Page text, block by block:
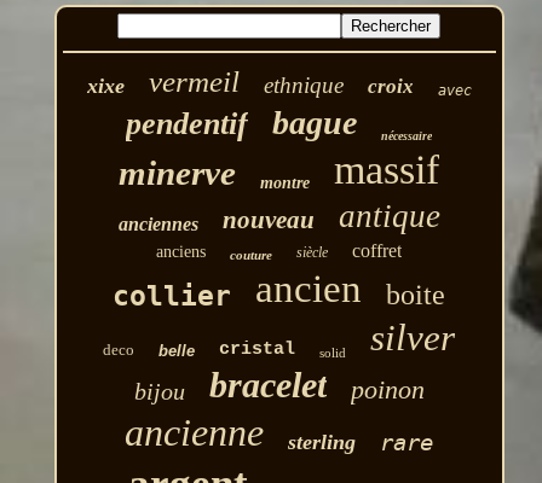
xixe vermeil ethnique croix avec
pendentif bague nécessaire
minerve montre massif
anciennes nouveau antique
anciens couture siècle coffret
collier ancien boite
deco belle cristal solid silver
bijou bracelet poinon
ancienne sterling rare